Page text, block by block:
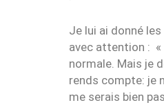
Je lui ai donné
avec attention : «
normale. Mais je
rends compte: je
me serais bien